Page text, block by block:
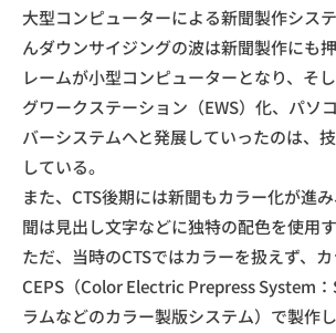
大型コンピューターによる新聞製作シス
んダウンサイジングの波は新聞製作にも
レームが小型コンピューターとなり、そ
グワークステーション（EWS）化、パソ
バーシステムへと発展していったのは、
している。
また、CTS後期には新聞もカラー化が進
聞は見出し文字などに独特の配色を使用
ただ、当時のCTSではカラーを扱えず、
CEPS（Color Electric Prepress System
ラムなどのカラー製版システム）で製作